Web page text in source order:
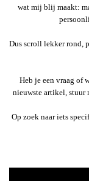
wat mij blij maakt:
Dus scroll lekker rond,
Heb je een vraag of
nieuwste artikel, stuur
Op zoek naar iets